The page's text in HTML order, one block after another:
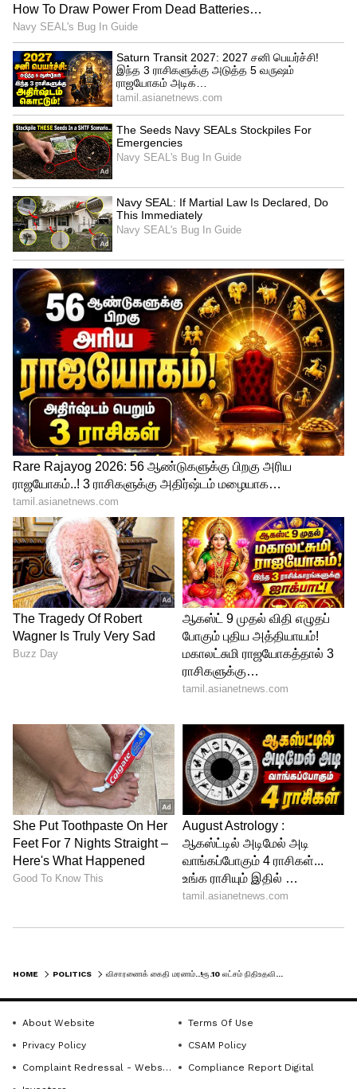
இது வீடியோ மூலமும் பதிவு
செய்யப்பட்டிருக்கிறது பிரேத பரிசோதனை
முடிவுற்ற பின்னர் 20-4-2022 அன்றே
உறவினர்களிடம் முறைப்படி
விக்னேஷினுடைய உடல்
ஒப்படைக்கப்பட்டிருக்கிறது.இந்த வழக்கு
சந்தேக மரண வழக்காகப் பதிவு
செய்யப்பட்டு, விசாரணையில் உள்ள
நிலையில் தலைமைச் செயலக காலனி
காவல் நிலைய உதவி ஆய்வாளர் புகழும்
பெருமாள், காவலர் பொன்ராஜ் ஊர்க்
காவல் படைக் காவலர் தீபக் ஆகியோர்
தற்காலிகப் பணி நீக்கம்
செய்யப்பட்டிருக்கிறார்கள். மேலும் காவல்
துறை இயக்குநர் அவர்கள் மேல்
விசாரணைக்காக இவ்வழக்கினை 24-4-2022
அன்று சி.பி.சி.ஐ.டி-க்கு மாற்றம் செய்து
உத்தரவிட்டிருக்கிறார்,
ரூ.10 லட்சம் இழப்பீடு
எடுத்து வருகிறது. ஆட்சியில் இருந்தாலும்,
இல்லாவிட்டாலும் திராவிட முன்னேற்றக்
HOME POLITICS
About Website
Terms Of Use
Privacy Policy
CSAM Policy
Complaint Redressal - Website
Compliance Report Digital